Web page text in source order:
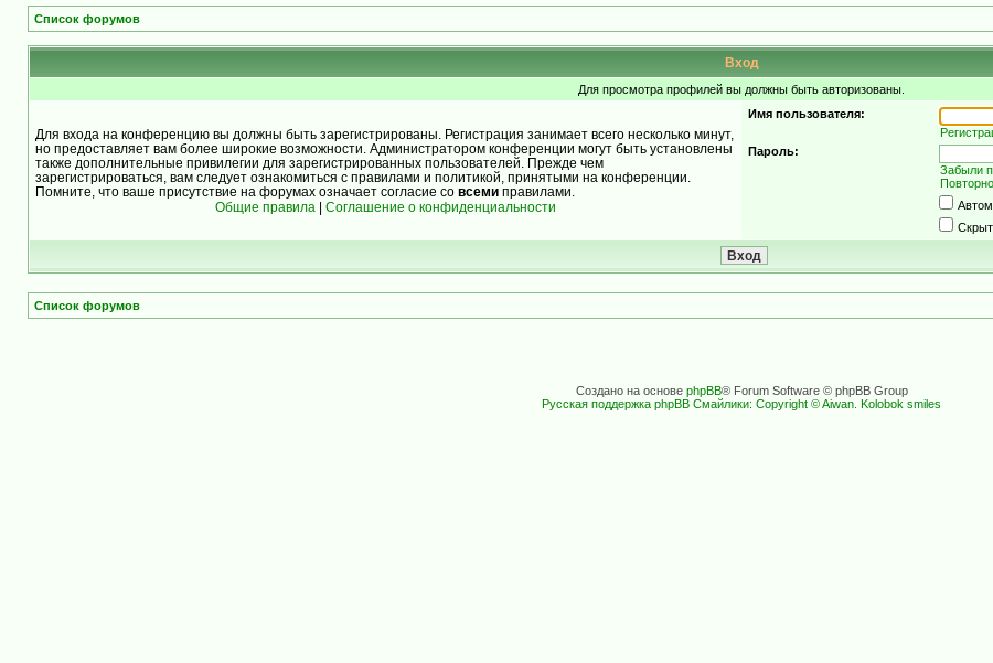
Список форумов
Вход
Для просмотра профилей вы должны быть авторизованы.
Для входа на конференцию вы должны быть зарегистрированы. Регистрация занимает всего несколько минут,
но предоставляет вам более широкие возможности. Администратором конференции могут быть установлены
также дополнительные привилегии для зарегистрированных пользователей. Прежде чем
зарегистрироваться, вам следует ознакомиться с правилами и политикой, принятыми на конференции.
Помните, что ваше присутствие на форумах означает согласие со всеми правилами.
Общие правила | Соглашение о конфиденциальности
Имя пользователя:
Пароль:
Забыли
Список форумов
Создано на основе phpBB® Forum Software © phpBB Group
Русская поддержка phpBB Смайлики: Copyright © Aiwan. Kolobok smiles